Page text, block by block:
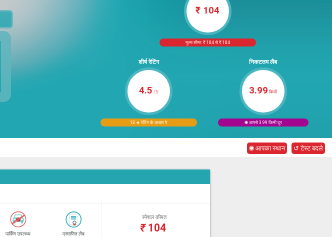
₹ 104
मूल्य सीमा: ₹ 104 से ₹ 104
शीर्ष रेटिंग
4.5 /5
13 ★ रेटिंग के आधार पे
निकटतम लैब
3.99 किमी
◉ आपसे 3.99 किमी दूर
◉ आपका स्थान ↺ टेस्ट बदले
पार्किंग उपलब्ध प्रमाणित लैब
स्पेशल कीमत
₹104